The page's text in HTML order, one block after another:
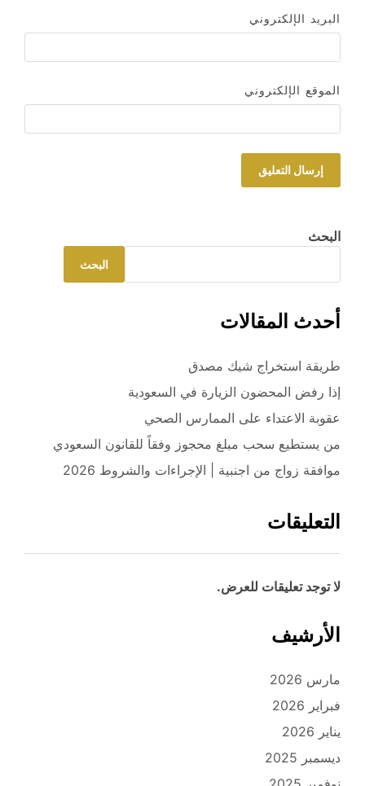
البريد الإلكتروني
الموقع الإلكتروني
البحث
البحث
أحدث المقالات
طريقة استخراج شيك مصدق
إذا رفض المحضون الزيارة في السعودية
عقوبة الاعتداء على الممارس الصحي
من يستطيع سحب مبلغ محجوز وفقاً للقانون السعودي
موافقة زواج من اجنبية | الإجراءات والشروط 2026
التعليقات
لا توجد تعليقات للعرض.
الأرشيف
مارس 2026
فبراير 2026
يناير 2026
ديسمبر 2025